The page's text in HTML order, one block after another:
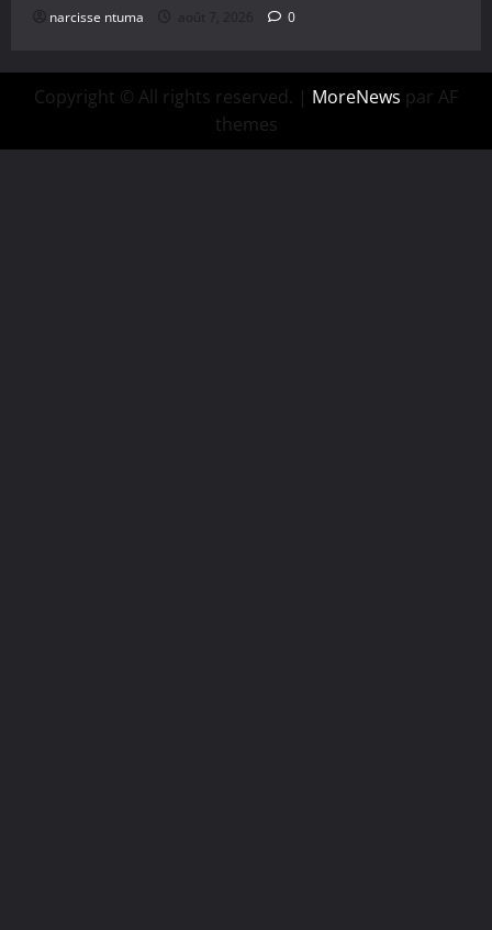
narcisse ntuma août 7, 2026 0
Copyright © All rights reserved. | MoreNews par AF
themes